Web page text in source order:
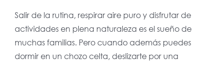
Salir de la rutina, respirar aire puro y disfrutar de
actividades en plena naturaleza es el sueño de
muchas familias. Pero cuando además puedes
dormir en un chozo celta, deslizarte por una